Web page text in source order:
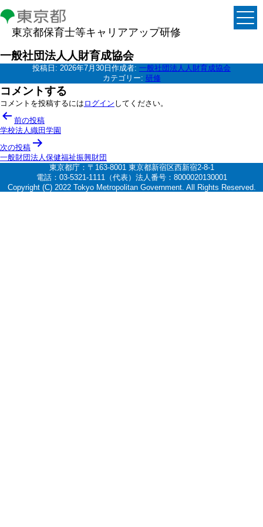
東京都保育士等キャリアアップ研修
一般社団法人人財育成協会
投稿日: 2026年7月30日 作成者: 一般社団法人人財育成協会
カテゴリー: 研修
コメントする
コメントを投稿するには ログイン してください。
投
稿
ナ
ビ
ー
前の投稿
学校法人織田学園
次の投稿
一般財団法人保健福祉振興財団
東京都庁：〒163-8001 東京都新宿区西新宿2-8-1
電話：03-5321-1111（代表）法人番号：8000020130001
Copyright (C) 2022 Tokyo Metropolitan Government. All Rights Reserved.